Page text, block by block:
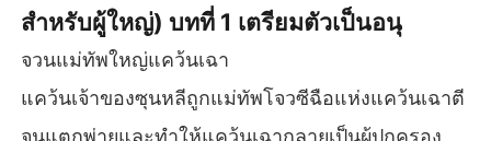
สำหรับผู้ใหญ่) บทที่ 1 เตรียมตัวเป็นอนุ
จวนแม่ทัพใหญ่แคว้นเฉา
แคว้นเจ้าของซุนหลีถูกแม่ทัพโจวซีฉือแห่งแคว้นเฉาตี
จนแตกพ่ายและทำให้แคว้นเฉากลายเป็นผู้ปกครอง